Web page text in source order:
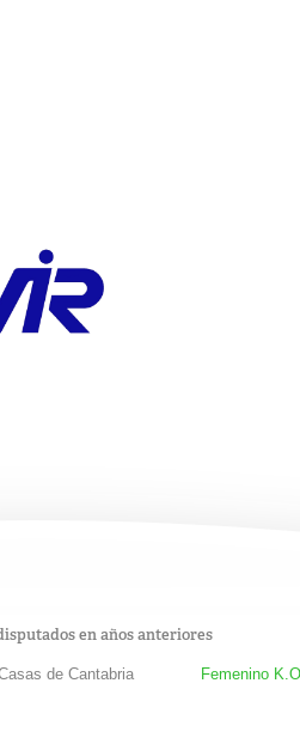
en años anteriores
de Cantabria Femenino